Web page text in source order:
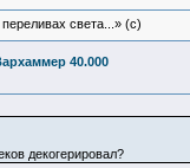
света...» (c)
40.000
декогерировал?